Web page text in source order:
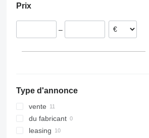
Prix
–
Type d'annonce
vente
du fabricant
leasing